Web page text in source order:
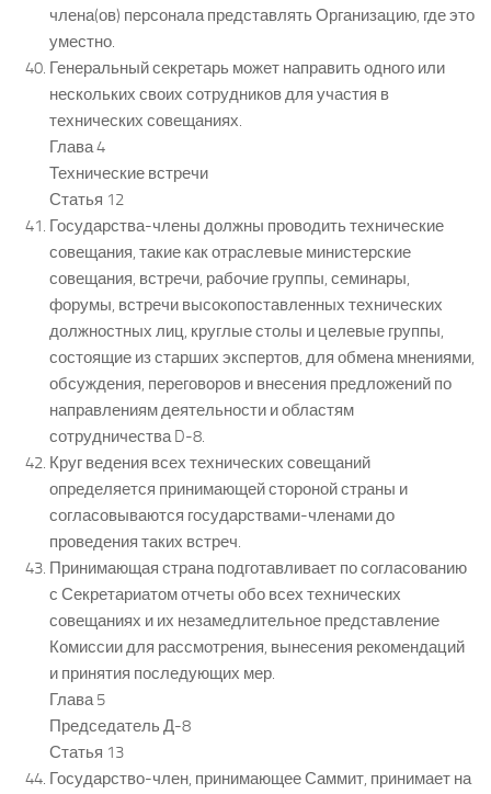
члена(ов) персонала представлять Организацию, где это
уместно.
Генеральный секретарь может направить одного или
нескольких своих сотрудников для участия в
технических совещаниях.
Глава 4
Технические встречи
Статья 12
Государства-члены должны проводить технические
совещания, такие как отраслевые министерские
совещания, встречи, рабочие группы, семинары,
форумы, встречи высокопоставленных технических
должностных лиц, круглые столы и целевые группы,
состоящие из старших экспертов, для обмена мнениями,
обсуждения, переговоров и внесения предложений по
направлениям деятельности и областям
сотрудничества D-8.
Круг ведения всех технических совещаний
определяется принимающей стороной страны и
согласовываются государствами-членами до
проведения таких встреч.
Принимающая страна подготавливает по согласованию
с Секретариатом отчеты обо всех технических
совещаниях и их незамедлительное представление
Комиссии для рассмотрения, вынесения рекомендаций
и принятия последующих мер.
Глава 5
Председатель Д-8
Статья 13
Государство-член, принимающее Саммит, принимает на